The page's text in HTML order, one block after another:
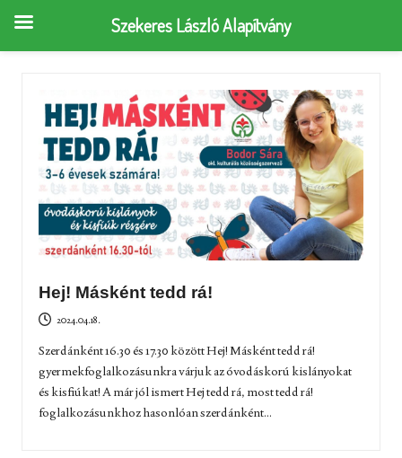
Hej! Másként tedd rá!
2024.04.18.
Szerdánként 16.30 és 17.30 között Hej! Másként tedd rá!
gyermekfoglalkozásunkra várjuk az óvodáskorú kislányokat
és kisfiúkat! A már jól ismert Hej tedd rá, most tedd rá!
foglalkozásunkhoz hasonlóan szerdánként...
Szekeres László Alapítvány